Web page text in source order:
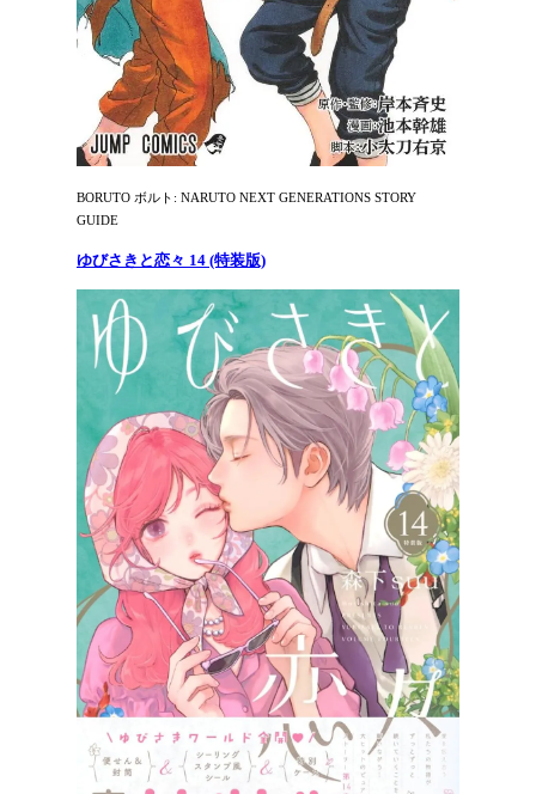
BORUTO ボルト: NARUTO NEXT GENERATIONS STORY
GUIDE
ゆびさきと恋々 14 (特装版)